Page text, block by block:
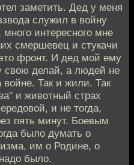
заметить. Дед у меня
служил в войну
интересного мне
смершевец и стукачи
фронт. И дед мой ему
свою делай, а людей не
войне. Так и жили. Так
и животный страх
и не тогда,
пять минут. Боевым
было думать о
им о Родине, о
было.